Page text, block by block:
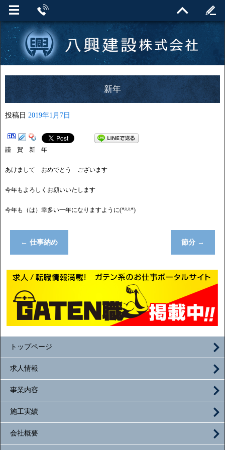
新年
投稿日 2019年1月7日
謹 賀 新 年
あけまして おめでとう ございます
今年もよろしくお願いいたします
今年も（は）幸多い一年になりますように(*^^*)
← 仕事納め 節分 →
トップページ
求人情報
事業内容
施工実績
会社概要